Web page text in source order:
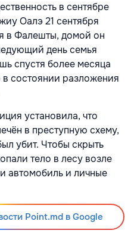
в сентябре
Оалэ 21 сентября
в Фалешты, домой он
день семья
спустя более месяца
состоянии разложения
установила, что
в преступную схему,
убит. Чтобы скрыть
тело в лесу возле
автомобиль и личные
Point.md в Google